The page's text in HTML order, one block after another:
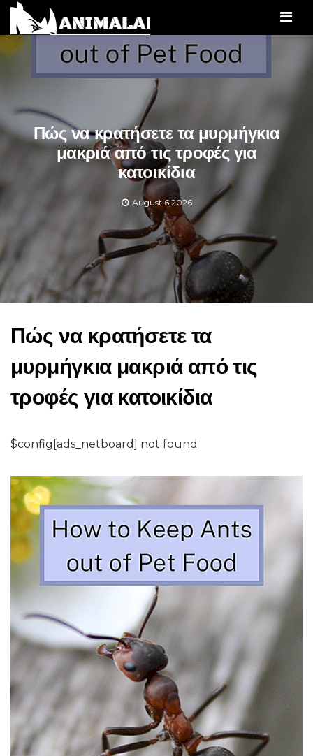
Πώς να κρατήσετε τα μυρμήγκια
μακριά από τις τροφές για
κατοικίδια
August 6,2026
Πώς να κρατήσετε τα
μυρμήγκια μακριά από τις
τροφές για κατοικίδια
$config[ads_netboard] not found